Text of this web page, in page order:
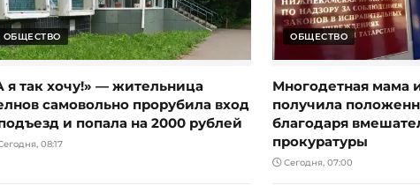
ОБЩЕСТВО
я так хочу!» — жительница
самовольно прорубила вход
и попала на 2000 рублей
08:17
ОБЩЕСТВО
Многодетная мама
получила
благодаря
прокуратуры
Сегодня, 07:00